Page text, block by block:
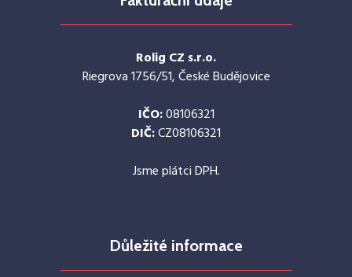
Rolig CZ s.r.o.
Riegrova 1756/51, České Budějovice
IČO:08106321
DIČ:CZ08106321
Jsme plátci DPH.
Důležité informace